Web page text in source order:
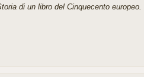
di un libro del Cinquecento europeo.